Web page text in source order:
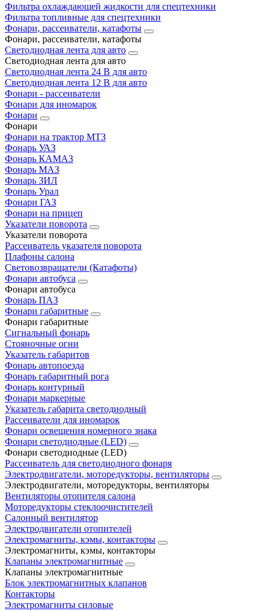
Фильтра охлаждающей жидкости для спецтехники
Фильтра топливные для спецтехники
Фонари, рассеиватели, катафоты
Фонари, рассеиватели, катафоты
Светодиодная лента для авто
Светодиодная лента для авто
Светодиодная лента 24 В для авто
Светодиодная лента 12 В для авто
Фонари - рассеиватели
Фонари для иномарок
Фонари
Фонари
Фонари на трактор МТЗ
Фонарь УАЗ
Фонарь КАМАЗ
Фонарь МАЗ
Фонарь ЗИЛ
Фонарь Урал
Фонари ГАЗ
Фонари на прицеп
Указатели поворота
Указатели поворота
Рассеиватель указателя поворота
Плафоны салона
Световозвращатели (Катафоты)
Фонари автобуса
Фонари автобуса
Фонарь ПАЗ
Фонари габаритные
Фонари габаритные
Сигнальный фонарь
Стояночные огни
Указатель габаритов
Фонарь автопоезда
Фонарь габаритный рога
Фонарь контурный
Фонари маркерные
Указатель габарита светодиодный
Рассеиватели для иномарок
Фонари освещения номерного знака
Фонари светодиодные (LED)
Фонари светодиодные (LED)
Рассеиватель для светодиодного фонаря
Электродвигатели, моторедукторы, вентиляторы
Электродвигатели, моторедукторы, вентиляторы
Вентиляторы отопителя салона
Моторедукторы стеклоочистителей
Салонный вентилятор
Электродвигатели отопителей
Электромагниты, кэмы, контакторы
Электромагниты, кэмы, контакторы
Клапаны электромагнитные
Клапаны электромагнитные
Блок электромагнитных клапанов
Контакторы
Электромагниты силовые